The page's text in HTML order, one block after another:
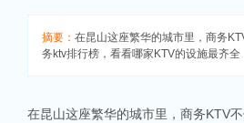
摘要： 在昆山这座繁华的城市里，商务
务ktv排行榜，看看哪家KTV的设施最齐
在昆山这座繁华的城市里，商务KTV